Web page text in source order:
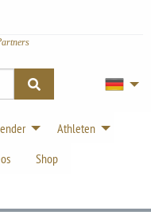
Athleten
Shop